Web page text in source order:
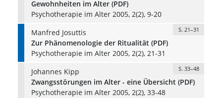
Gewohnheiten im Alter (PDF)
Psychotherapie im Alter 2005, 2(2), 9-20
Manfred Josuttis
S. 21–31
Zur Phänomenologie der Ritualität (PDF)
Psychotherapie im Alter 2005, 2(2), 21-31
Johannes Kipp
S. 33–48
Zwangsstörungen im Alter - eine Übersicht (PDF)
Psychotherapie im Alter 2005, 2(2), 33-48